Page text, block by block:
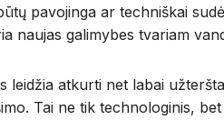
pavojinga ar techniškai
naujas galimybes tvariam
atkurti net labai
Tai ne tik technologinis,